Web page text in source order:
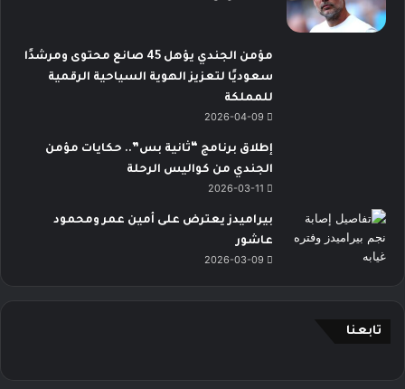
مؤمن الجندي يؤهل 45 صانع محتوى ومرشدًا
سعوديًا لتعزيز الهوية السياحية الرقمية
للمملكة
2026-04-09
إطلاق برنامج “ثانية بس”.. حكايات مؤمن
الجندي من كواليس الرحلة
2026-03-11
بيراميدز يعترض على أمين عمر ومحمود
عاشور
2026-03-09
تابعنا